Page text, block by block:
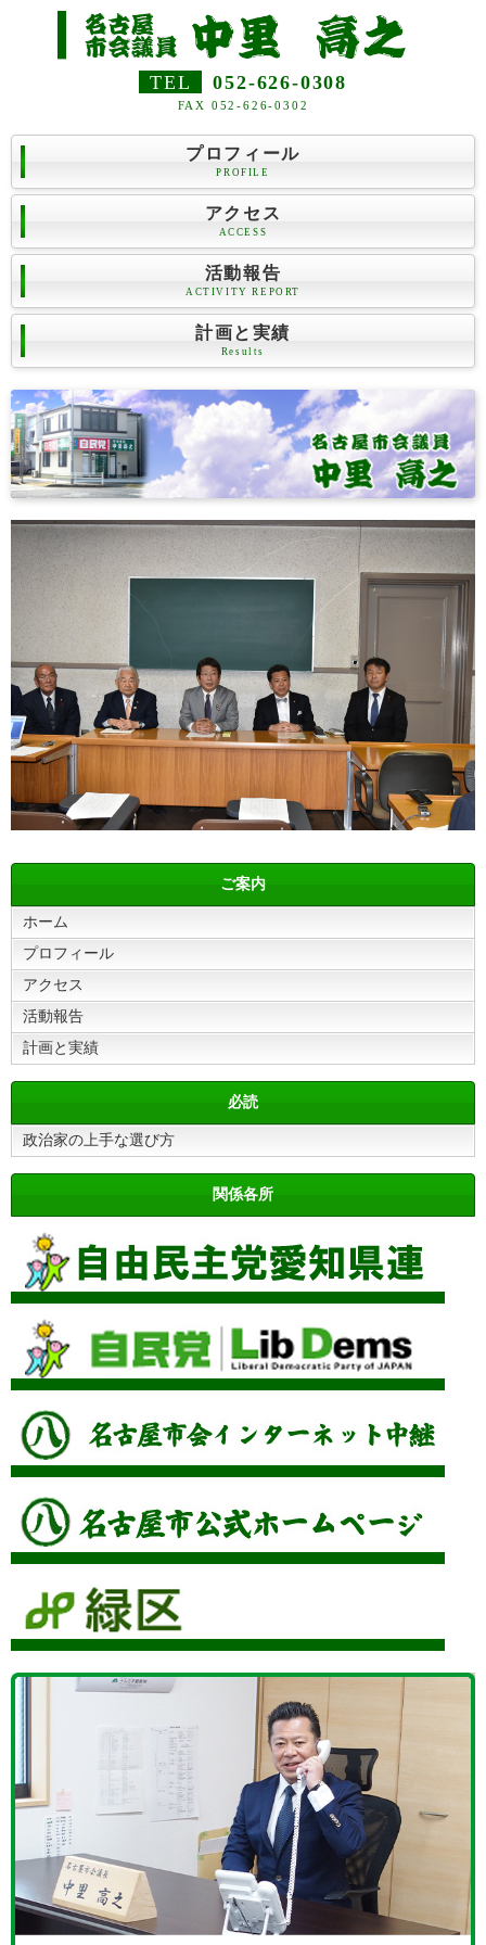
TEL 052-626-0308
FAX 052-626-0302
プロフィール
PROFILE
アクセス
ACCESS
活動報告
ACTIVITY REPORT
計画と実績
Results
ご案内
ホーム
プロフィール
アクセス
活動報告
計画と実績
必読
政治家の上手な選び方
関係各所